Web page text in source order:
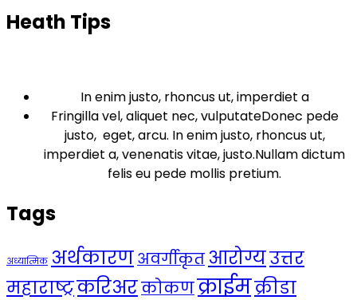
Heath Tips
In enim justo, rhoncus ut, imperdiet a
Fringilla vel, aliquet nec, vulputateDonec pede
justo, eget, arcu. In enim justo, rhoncus ut,
imperdiet a, venenatis vitae, justo.Nullam dictum
felis eu pede mollis pretium.
Tags
अध्यात्मिक अर्थकारणअवर्गीकृत आरोग्यउत्तर
महाराष्ट्रकरिअरकोकणक्राईमक्रीडा